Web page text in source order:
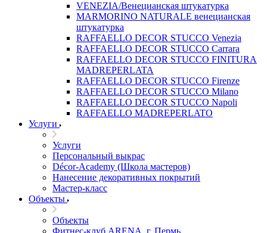
VENEZIA/Венецианская штукатурка
MARMORINO NATURALE венецианская
штукатурка
RAFFAELLO DECOR STUCCO Venezia
RAFFAELLO DECOR STUCCO Carrara
RAFFAELLO DECOR STUCCO FINITURA
MADREPERLATA
RAFFAELLO DECOR STUCCO Firenze
RAFFAELLO DECOR STUCCO Milano
RAFFAELLO DECOR STUCCO Napoli
RAFFAELLO MADREPERLATO
Услуги
Услуги
Персональный выкрас
Décor-Academy (Школа мастеров)
Нанесение декоративных покрытий
Мастер-класс
Объекты
Объекты
Фитнес-клуб ARENA, г. Пермь